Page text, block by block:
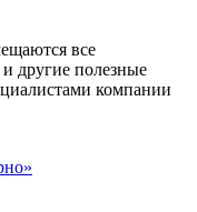
все
другие полезные
компании